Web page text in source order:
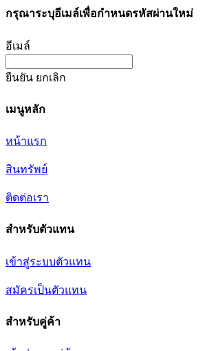
กรุณาระบุอีเมล์เพื่อกำหนดรหัสผ่านใหม่
อีเมล์
ยืนยัน ยกเลิก
เมนูหลัก
หน้าแรก
สินทรัพย์
ติดต่อเรา
สำหรับตัวแทน
เข้าสู่ระบบตัวแทน
สมัครเป็นตัวแทน
สำหรับคู่ค้า